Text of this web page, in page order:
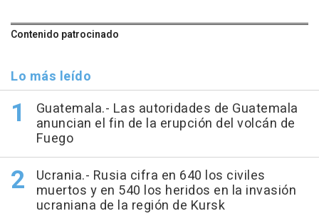
Contenido patrocinado
Lo más leído
Guatemala.- Las autoridades de Guatemala
anuncian el fin de la erupción del volcán de
Fuego
Ucrania.- Rusia cifra en 640 los civiles
muertos y en 540 los heridos en la invasión
ucraniana de la región de Kursk